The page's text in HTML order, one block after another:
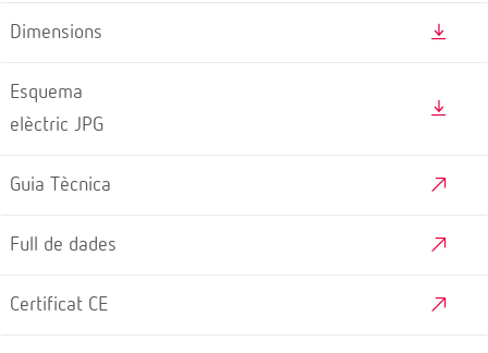
Dimensions
Esquema
elèctric JPG
Guia Tècnica
Full de dades
Certificat CE